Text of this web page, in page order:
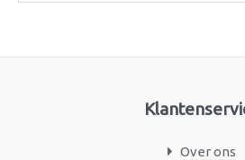
Over ons